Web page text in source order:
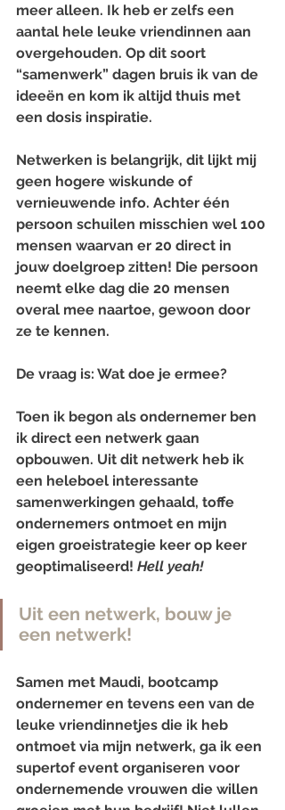
meer alleen. Ik heb er zelfs een
aantal hele leuke vriendinnen aan
overgehouden. Op dit soort
“samenwerk” dagen bruis ik van de
ideeën en kom ik altijd thuis met
een dosis inspiratie.
Netwerken is belangrijk, dit lijkt mij
geen hogere wiskunde of
vernieuwende info. Achter één
persoon schuilen misschien wel 100
mensen waarvan er 20 direct in
jouw doelgroep zitten! Die persoon
neemt elke dag die 20 mensen
overal mee naartoe, gewoon door
ze te kennen.
De vraag is: Wat doe je ermee?
Toen ik begon als ondernemer ben
ik direct een netwerk gaan
opbouwen. Uit dit netwerk heb ik
een heleboel interessante
samenwerkingen gehaald, toffe
ondernemers ontmoet en mijn
eigen groeistrategie keer op keer
geoptimaliseerd! Hell yeah!
Uit een netwerk, bouw je
een netwerk!
Samen met Maudi, bootcamp
ondernemer en tevens een van de
leuke vriendinnetjes die ik heb
ontmoet via mijn netwerk, ga ik een
supertof event organiseren voor
ondernemende vrouwen die willen